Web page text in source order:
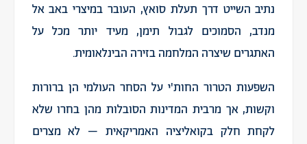
נתיב השייט דרך תעלת סואץ, העובר במיצרי באב אל
מנדב, הסמוכים לגבול תימן, מעיד יותר מכל על
האתגרים שיצרה המלחמה בזירה הבינלאומית.
השפעות הטרור החות'י על הסחר העולמי הן ברורות
וקשות, אך מרבית המדינות הסובלות מהן בחרו שלא
לקחת חלק בקואליציה האמריקאית – לא מצרים